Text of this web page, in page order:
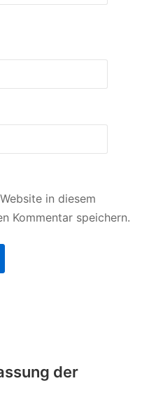
in diesem
Kommentar speichern.
der